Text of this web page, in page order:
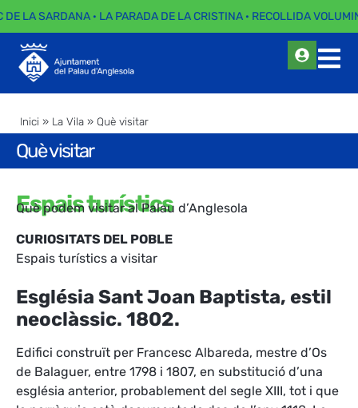
LA SARDANA · LA PARADA DE LA CRISTINA · RECOLLIDA
Inici » La Vila » Què visitar
Què visitar
Espais turístics
Què podem visitar al Palau d’Anglesola
CURIOSITATS DEL POBLE
Espais turístics a visitar
Església Sant Joan Baptista, estil
neoclàssic. 1802.
Edifici construït per Francesc Albareda, mestre d’Os
de Balaguer, entre 1798 i 1807, en substitució d’una
església anterior, probablement del segle XIII, tot i que